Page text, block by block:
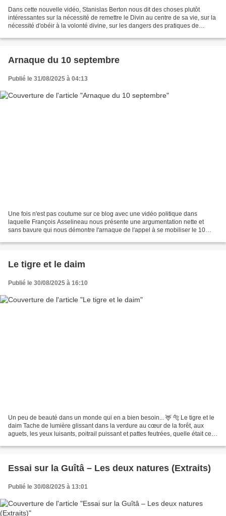
Dans cette nouvelle vidéo, Stanislas Berton nous dit des choses plutôt
intéressantes sur la nécessité de remettre le Divin au centre de sa vie, sur la
nécessité d'obéir à la volonté divine, sur les dangers des pratiques de
Arnaque du 10 septembre
Publié le 31/08/2025 à 04:13
Une fois n'est pas coutume sur ce blog avec une vidéo politique dans
laquelle François Asselineau nous présente une argumentation nette et
sans bavure qui nous démontre l'arnaque de l'appel à se mobiliser le 10
Le tigre et le daim
Publié le 30/08/2025 à 16:10
Un peu de beauté dans un monde qui en a bien besoin... 🦌 🐅 Le tigre et le
daim Tache de lumière glissant dans la verdure au cœur de la forêt, aux
aguets, les yeux luisants, poitrail puissant et pattes feutrées, quelle était cette
Essai sur la Guîtâ – Les deux natures (Extraits)
Publié le 30/08/2025 à 13:01